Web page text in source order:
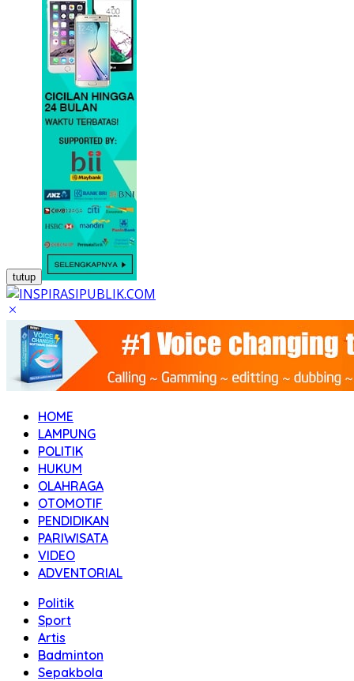
tutup
HOME
LAMPUNG
POLITIK
HUKUM
OLAHRAGA
OTOMOTIF
PENDIDIKAN
PARIWISATA
VIDEO
ADVENTORIAL
Politik
Sport
Artis
Badminton
Sepakbola